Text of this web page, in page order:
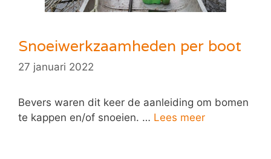
Snoeiwerkzaamheden per boot
27 januari 2022
Bevers waren dit keer de aanleiding om bomen
te kappen en/of snoeien. … Lees meer